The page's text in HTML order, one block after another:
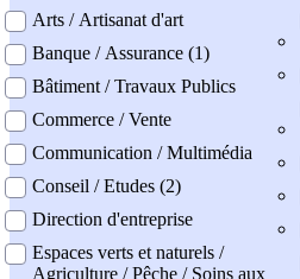
Arts / Artisanat d'art
Banque / Assurance (1)
Bâtiment / Travaux Publics
Commerce / Vente
Communication / Multimédia
Conseil / Etudes (2)
Direction d'entreprise
Espaces verts et naturels /
Agriculture / Pêche / Soins aux